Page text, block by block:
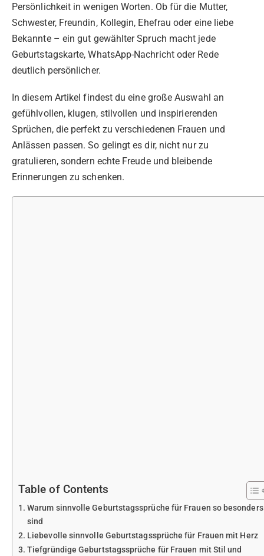
Persönlichkeit in wenigen Worten. Ob für die Mutter,
Schwester, Freundin, Kollegin, Ehefrau oder eine liebe
Bekannte – ein gut gewählter Spruch macht jede
Geburtstagskarte, WhatsApp-Nachricht oder Rede
deutlich persönlicher.
In diesem Artikel findest du eine große Auswahl an
gefühlvollen, klugen, stilvollen und inspirierenden
Sprüchen, die perfekt zu verschiedenen Frauen und
Anlässen passen. So gelingt es dir, nicht nur zu
gratulieren, sondern echte Freude und bleibende
Erinnerungen zu schenken.
Table of Contents
Warum sinnvolle Geburtstagssprüche für Frauen so besonders
sind
Liebevolle sinnvolle Geburtstagssprüche für Frauen mit Herz
Tiefgründige Geburtstagssprüche für Frauen mit Stil und